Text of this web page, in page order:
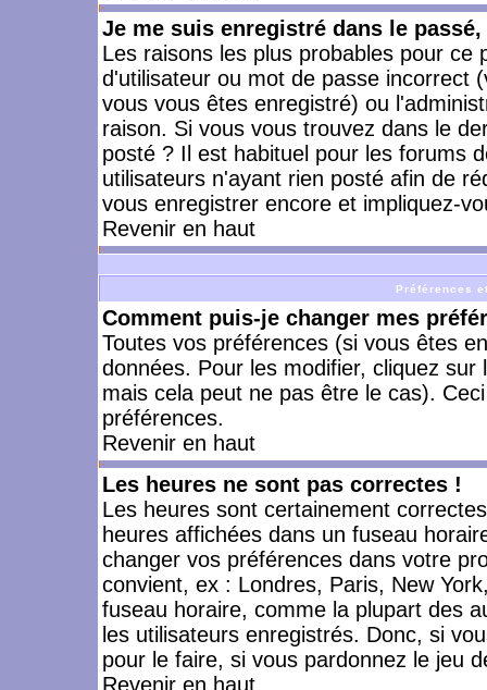
Je me suis enregistré dans le
Les raisons les plus probables pour
d'utilisateur ou mot de passe incorrect
vous vous êtes enregistré) ou
raison. Si vous vous trouvez dans le
posté ? Il est habituel pour les forums
utilisateurs n'ayant rien posté afin de
vous enregistrer encore et impliquez-
Revenir en haut
Préférences
Comment puis-je changer mes
Toutes vos préférences (si vous êtes
données. Pour les modifier, cliquez sur
mais cela peut ne pas être le cas).
préférences.
Revenir en haut
Les heures ne sont pas correctes !
Les heures sont certainement
heures affichées dans un fuseau
changer vos préférences dans votre
convient, ex : Londres, Paris, New
fuseau horaire, comme la plupart des
les utilisateurs enregistrés. Donc, si
pour le faire, si vous pardonnez le jeu
Revenir en haut